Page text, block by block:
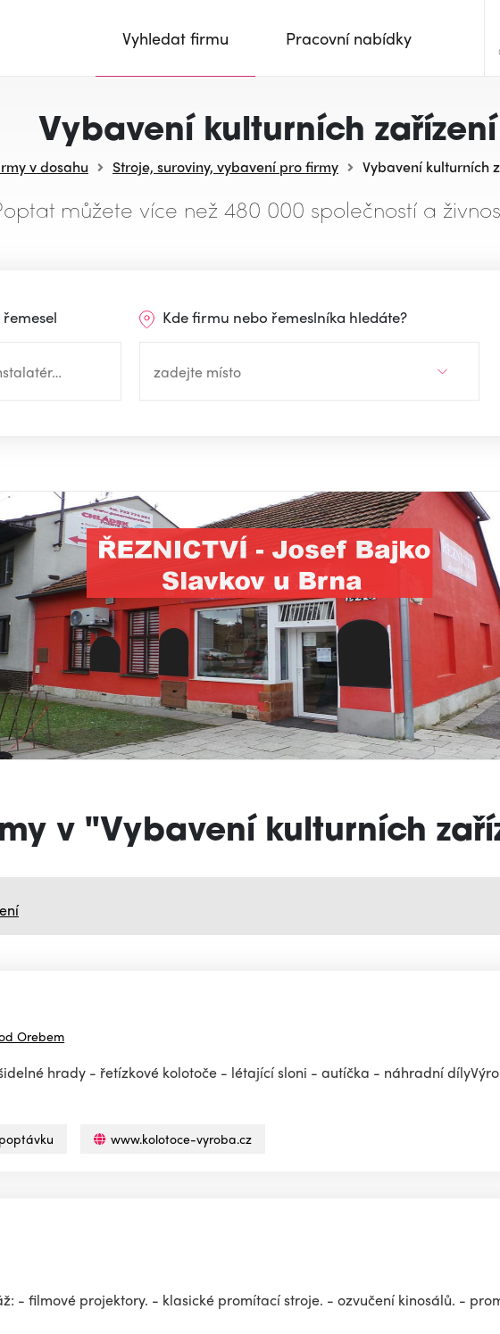
Vyhledat firmu Pracovní nabídky
Vybavení kulturních zařízení
v dosahu Stroje, suroviny, vybavení pro firmy Vybavení kulturních
můžete více než 480 000 společností a
Kde firmu nebo řemeslníka hledáte?
v "Vybavení kulturních
Orebem
hrady - řetízkové kolotoče - létající sloni - autíčka - náhradní
www.kolotoce-vyroba.cz
- filmové projektory. - klasické promítací stroje. - ozvučení kinosálů. -